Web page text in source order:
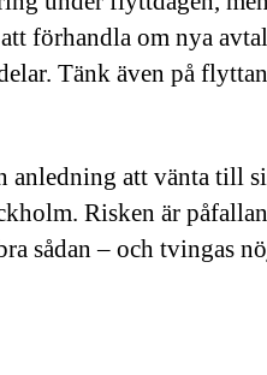
förhandla om nya
Tänk även på
anledning att vänta till
Risken är
sådan – och tvingas